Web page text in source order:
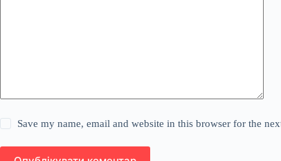
Save my name, email and website in this browser for the